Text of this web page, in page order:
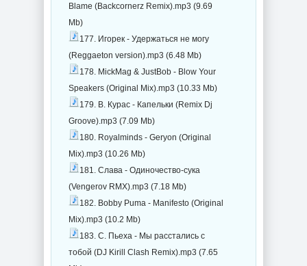
Blame (Backcornerz Remix).mp3 (9.69
Mb)
177. Игорек - Удержаться не могу
(Reggaeton version).mp3 (6.48 Mb)
178. MickMag & JustBob - Blow Your
Speakers (Original Mix).mp3 (10.33 Mb)
179. В. Курас - Капельки (Remix Dj
Groove).mp3 (7.09 Mb)
180. Royalminds - Geryon (Original
Mix).mp3 (10.26 Mb)
181. Слава - Одиночество-сука
(Vengerov RMX).mp3 (7.18 Mb)
182. Bobby Puma - Manifesto (Original
Mix).mp3 (10.2 Mb)
183. С. Пьеха - Мы расстались с
тобой (DJ Kirill Clash Remix).mp3 (7.65